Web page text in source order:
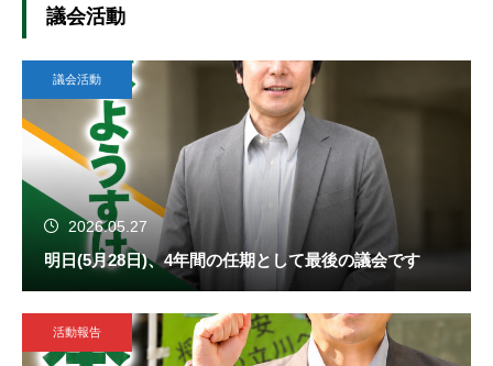
議会活動
議会活動
2026.05.27
明日(5月28日)、4年間の任期として最後の議会です
活動報告